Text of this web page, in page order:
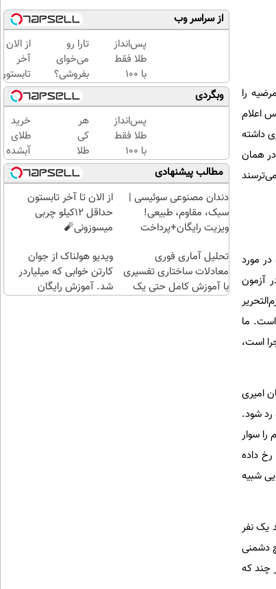
را
اعلام
داشته
همان
در مورد
آزمون
است. ما
است،
امیری
رد شود.
سوار
داده
شبیه
یک نفر
دشمنی
چند که
از سراسر وب
پس‌انداز
طلا فقط
با ۱۰۰
هزارتومان
(امن و
راحت)
تارا رو
می‌خوای
بفروشی؟
با
خودرو۴۵
یک‌روزه
بفروشش
از الان
آخر
حداقل
12کیلو
چربی
🧨
وبگردی
پس‌انداز
طلا فقط
با ۱۰۰
هزارتومان
(امن و
راحت)
هر
کی
طلا
داره،
غم
نداره!
😊💎
(خرید
چند
کلیک)
خرید
طلای
آبشده
حتی با
۱۰۰هزارتومان
مطالب پیشنهادی
دندان مصنوعی سوئیسی |
سبک، مقاوم، طبیعی!
ویزیت رایگان+پرداخت
از الان تا آخر تابستون
حداقل 12کیلو چربی
میسوزونی🧨
تحلیل آماری فوری
معادلات ساختاری تفسیری
با آموزش کامل حتی یک
ویدیو هولناک از جوان
کارتن خوابی که میلیاردر
شد. آموزش رایگان